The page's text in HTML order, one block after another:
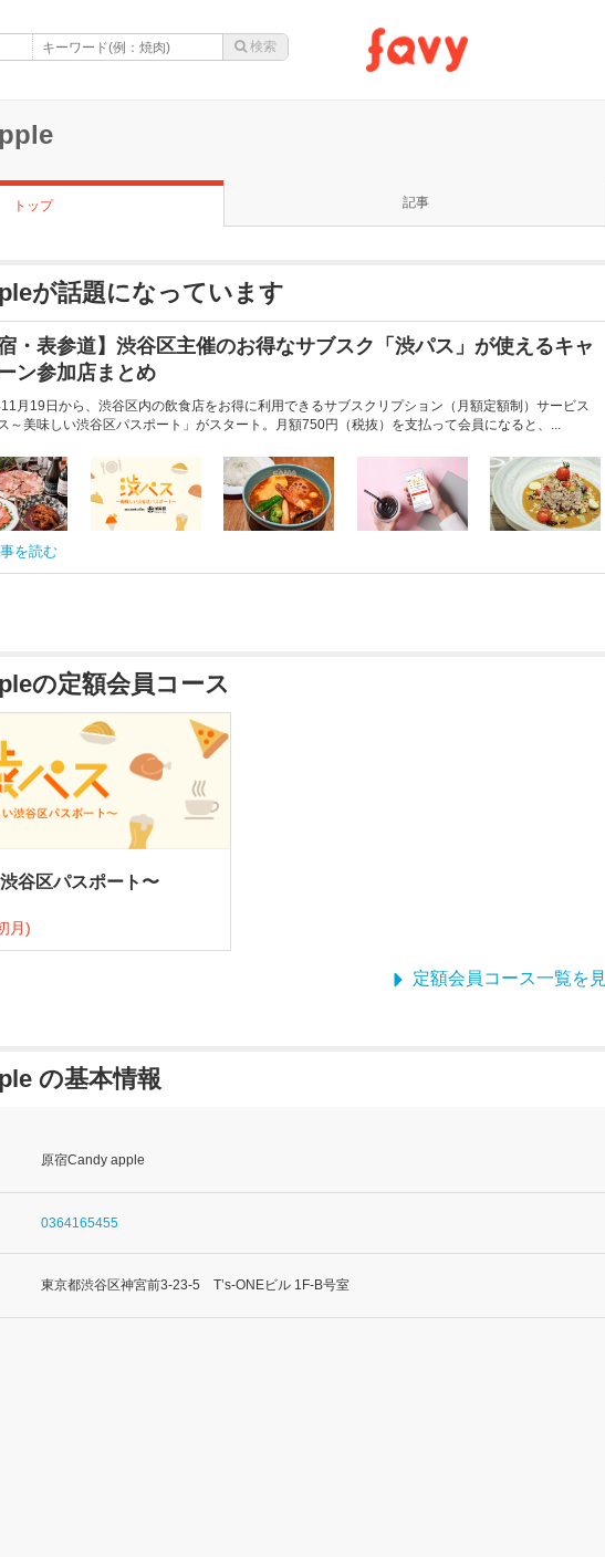
トップ 記事
が話題になっています
宿・表参道】渋谷区主催のお得なサブスク「渋パス」が使えるキャ
ン参加店まとめ
月19日から、渋谷区内の飲食店をお得に利用できるサブスクリプション（月額定額制）サービス
ス～美味しい渋谷区パスポート」がスタート。月額750円（税抜）を支払って会員になると、...
を読む
の定額会員コース
谷区パスポート〜
月)
定額会員コース一覧を
の基本情報
原宿Candy apple
0364165455
東京都渋谷区神宮前3-23-5 T’s-ONEビル 1F-B号室